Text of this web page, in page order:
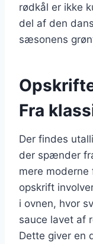
rødkål er ikke
del af den
sæsonens
Fra
Der findes
der spænder
mere moderne
opskrift
i ovnen, hvor
sauce lavet af
Dette giver en